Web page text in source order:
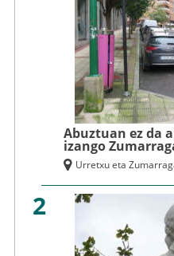
Abuztuan ez da
izango
Urretxu eta
2